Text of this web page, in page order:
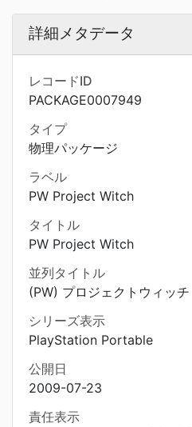
詳細メタデータ
レコードID
PACKAGE0007949
タイプ
物理パッケージ
ラベル
PW Project Witch
タイトル
PW Project Witch
並列タイトル
(PW) プロジェクトウィッチ
シリーズ表示
PlayStation Portable
公開日
2009-07-23
責任表示